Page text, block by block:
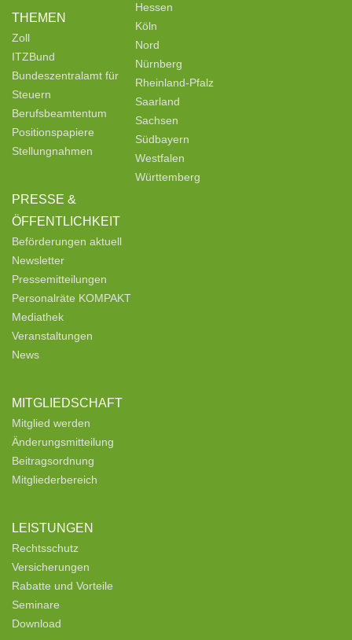
THEMEN
Zoll
ITZBund
Bundeszentralamt für
Steuern
Berufsbeamtentum
Positionspapiere
Stellungnahmen
PRESSE &
ÖFFENTLICHKEIT
Beförderungen aktuell
Newsletter
Pressemitteilungen
Personalräte KOMPAKT
Mediathek
Veranstaltungen
News
MITGLIEDSCHAFT
Mitglied werden
Änderungsmitteilung
Beitragsordnung
Mitgliederbereich
LEISTUNGEN
Rechtsschutz
Versicherungen
Rabatte und Vorteile
Seminare
Download
Hessen
Köln
Nord
Nürnberg
Rheinland-Pfalz
Saarland
Sachsen
Südbayern
Westfalen
Württemberg